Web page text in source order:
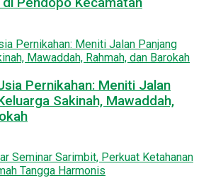
Pernikahan: Meniti Jalan
Sakinah, Mawaddah,